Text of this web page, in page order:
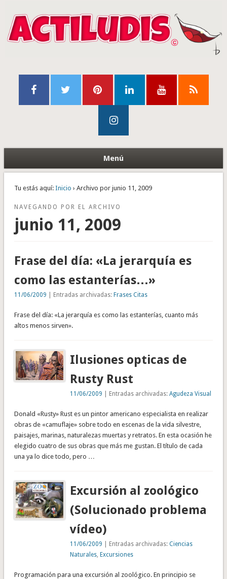
Menú
Tu estás aquí: Inicio › Archivo por junio 11, 2009
NAVEGANDO POR EL ARCHIVO
junio 11, 2009
Frase del día: «La jerarquía es
como las estanterías…»
11/06/2009 | Entradas archivadas: Frases Citas
Frase del día: «La jerarquía es como las estanterías, cuanto más
altos menos sirven».
Ilusiones opticas de
Rusty Rust
11/06/2009 | Entradas archivadas:Agudeza Visual
Donald «Rusty» Rust es un pintor americano especialista en realizar
obras de «camuflaje» sobre todo en escenas de la vida silvestre,
paisajes, marinas, naturalezas muertas y retratos. En esta ocasión he
elegido cuatro de sus obras que más me gustan. El título de cada
una ya lo dice todo, pero …
Excursión al zoológico
(Solucionado problema
vídeo)
11/06/2009 | Entradas archivadas:Ciencias
Naturales ,Excursiones
Programación para una excursión al zoológico. En principio se